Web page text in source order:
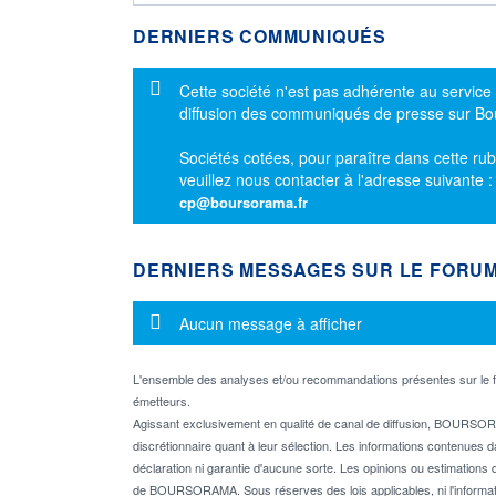
DERNIERS COMMUNIQUÉS
Message d'information
Cette société n'est pas adhérente au service
diffusion des communiqués de presse sur
Sociétés cotées, pour paraître dans cette
veuillez nous contacter à l'adresse suivante :
cp@boursorama.fr
DERNIERS MESSAGES SUR LE
Message d'information
Aucun message à afficher
L'ensemble des analyses et/ou recommandations présentes sur
émetteurs.
Agissant exclusivement en qualité de canal de diffusion,
discrétionnaire quant à leur sélection. Les informations
déclaration ni garantie d'aucune sorte. Les opinions ou
de BOURSORAMA. Sous réserves des lois applicables, ni